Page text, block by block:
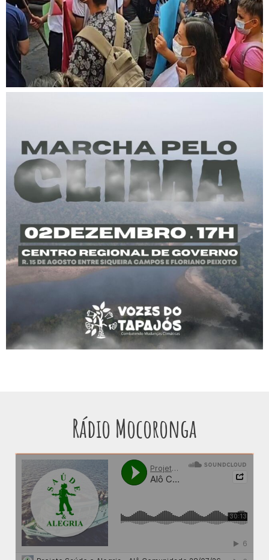
Rádio Mocoronga